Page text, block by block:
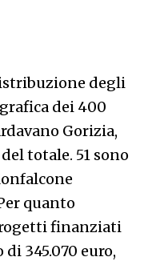
degli
dei 400
Gorizia,
totale. 51 sono
quanto
finanziati
345.070 euro,